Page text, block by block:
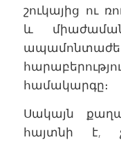
շուկայից ու
և
համակարգը։
Սակայն
հայտնի է,